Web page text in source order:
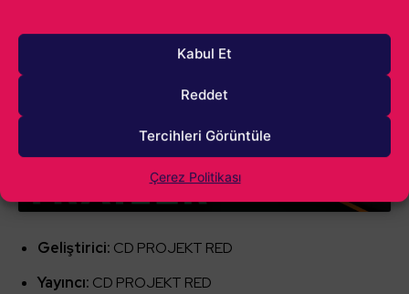
Kabul Et
Reddet
Tercihleri Görüntüle
Çerez Politikası
pazarlama çerezlerini kabul etmek ve bu
Geliştirici: CD PROJEKT RED
Yayıncı: CD PROJEKT RED